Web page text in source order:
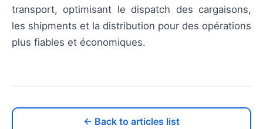
transport, optimisant le dispatch des cargaisons,
les shipments et la distribution pour des opérations
plus fiables et économiques.
← Back to articles list